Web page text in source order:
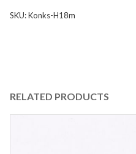
SKU:Konks-H18m
RELATED PRODUCTS